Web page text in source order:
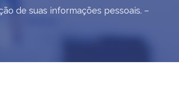
de suas informações pessoais. –